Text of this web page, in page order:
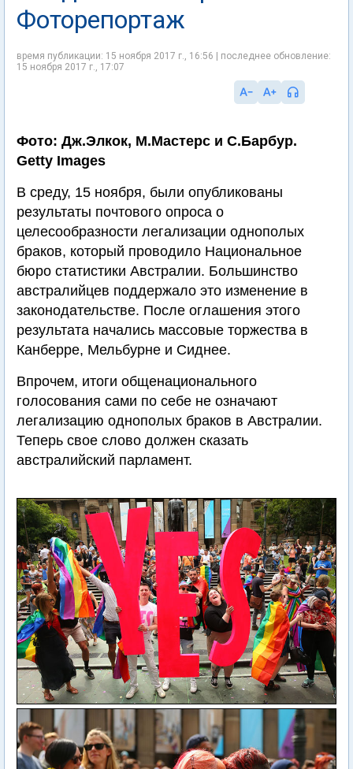
Фоторепортаж
время публикации: 15 ноября 2017 г., 16:56 | последнее обновление:
15 ноября 2017 г., 17:07
Фото: Дж.Элкок, М.Мастерс и С.Барбур.
Getty Images
В среду, 15 ноября, были опубликованы
результаты почтового опроса о
целесообразности легализации однополых
браков, который проводило Национальное
бюро статистики Австралии. Большинство
австралийцев поддержало это изменение в
законодательстве. После оглашения этого
результата начались массовые торжества в
Канберре, Мельбурне и Сиднее.
Впрочем, итоги общенационального
голосования сами по себе не означают
легализацию однополых браков в Австралии.
Теперь свое слово должен сказать
австралийский парламент.